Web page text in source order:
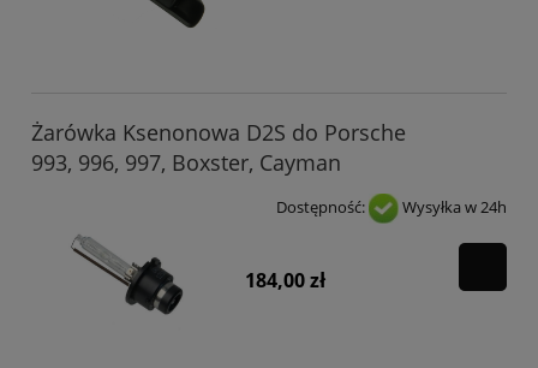
Żarówka Ksenonowa D2S do Porsche
993, 996, 997, Boxster, Cayman
Dostępność: Wysyłka w 24h
184,00 zł